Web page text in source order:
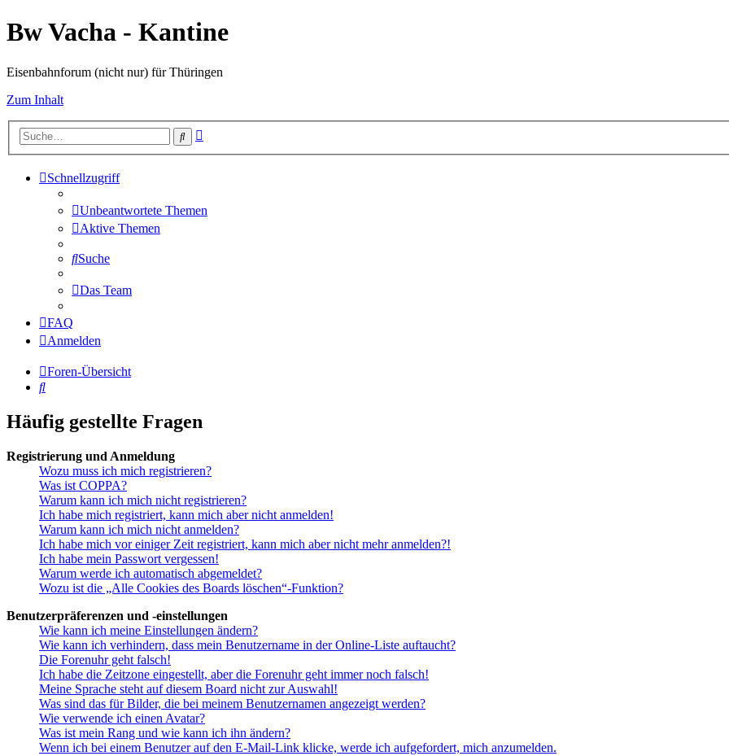
Bw Vacha - Kantine
Eisenbahnforum (nicht nur) für Thüringen
Zum Inhalt
Suche
Schnellzugriff
Unbeantwortete Themen
Aktive Themen
Suche
Das Team
FAQ
Anmelden
Foren-Übersicht
Suche
Häufig gestellte Fragen
Registrierung und Anmeldung
Wozu muss ich mich registrieren?
Was ist COPPA?
Warum kann ich mich nicht registrieren?
Ich habe mich registriert, kann mich aber nicht anmelden!
Warum kann ich mich nicht anmelden?
Ich habe mich vor einiger Zeit registriert, kann mich aber nicht mehr anmelden?!
Ich habe mein Passwort vergessen!
Warum werde ich automatisch abgemeldet?
Wozu ist die „Alle Cookies des Boards löschen“-Funktion?
Benutzerpräferenzen und -einstellungen
Wie kann ich meine Einstellungen ändern?
Wie kann ich verhindern, dass mein Benutzername in der Online-Liste auftaucht?
Die Forenuhr geht falsch!
Ich habe die Zeitzone eingestellt, aber die Forenuhr geht immer noch falsch!
Meine Sprache steht auf diesem Board nicht zur Auswahl!
Was sind das für Bilder, die bei meinem Benutzernamen angezeigt werden?
Wie verwende ich einen Avatar?
Was ist mein Rang und wie kann ich ihn ändern?
Wenn ich bei einem Benutzer auf den E-Mail-Link klicke, werde ich aufgefordert, mich anzumelden.